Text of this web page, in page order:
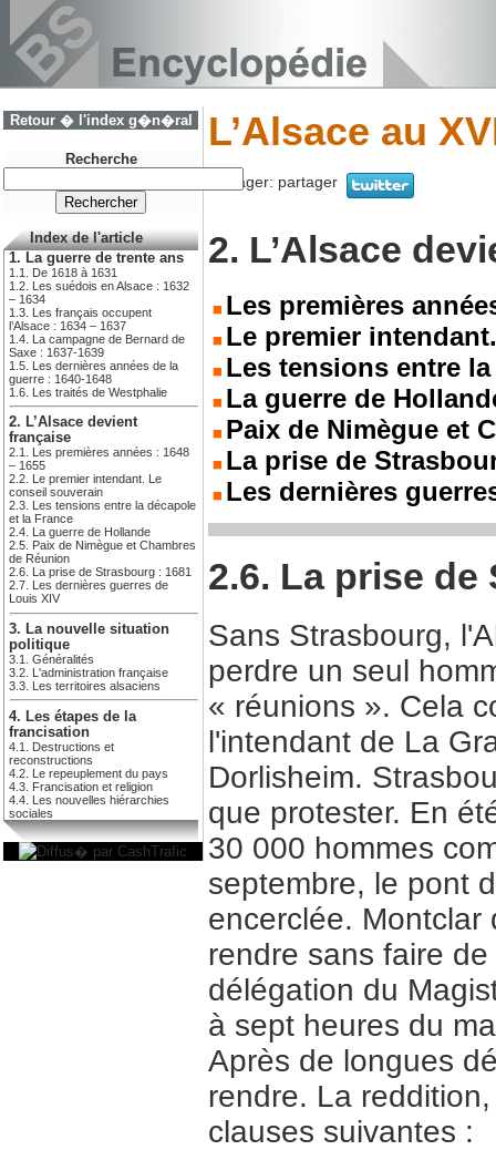
Retour � l'index g�n�ral
Recherche
Index de l'article
1. La guerre de trente ans
1.1. De 1618 à 1631
1.2. Les suédois en Alsace : 1632
– 1634
1.3. Les français occupent
l’Alsace : 1634 – 1637
1.4. La campagne de Bernard de
Saxe : 1637-1639
1.5. Les dernières années de la
guerre : 1640-1648
1.6. Les traités de Westphalie
2. L’Alsace devient
française
2.1. Les premières années : 1648
– 1655
2.2. Le premier intendant. Le
conseil souverain
2.3. Les tensions entre la décapole
et la France
2.4. La guerre de Hollande
2.5. Paix de Nimègue et Chambres
de Réunion
2.6. La prise de Strasbourg : 1681
2.7. Les dernières guerres de
Louis XIV
3. La nouvelle situation
politique
3.1. Généralités
3.2. L'administration française
3.3. Les territoires alsaciens
4. Les étapes de la
francisation
4.1. Destructions et
reconstructions
4.2. Le repeuplement du pays
4.3. Francisation et religion
4.4. Les nouvelles hiérarchies
sociales
L’Alsace au
Partager: partager
2. L’Alsace
Les premières
Le premier
Les tensions entre
La guerre de
Paix de Nimègue et
La prise de
Les dernières
2.6. La prise de
Sans Strasbourg,
perdre un seul
« réunions ». Cela
l'intendant de La
Dorlisheim.
que protester. En
30 000 hommes
septembre, le pont
encerclée. Montclar
rendre sans faire
délégation du
à sept heures du
Après de longues
rendre. La
clauses suivantes :